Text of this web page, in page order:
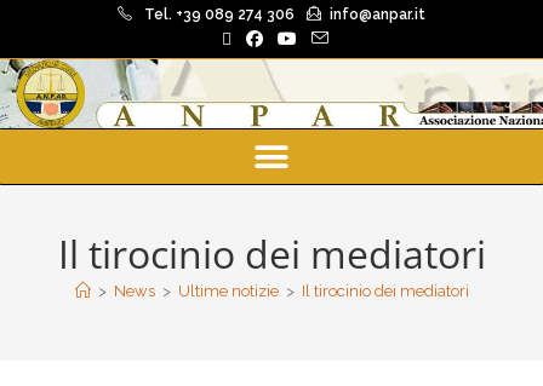
Tel. +39 089 274 306 info@anpar.it
Il tirocinio dei mediatori
> News > Ultime notizie > Il tirocinio dei mediatori